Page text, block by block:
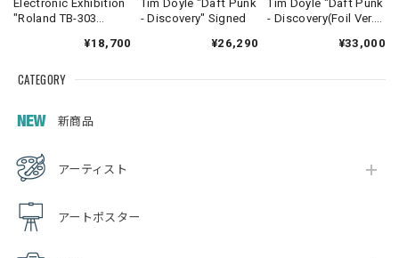
CATEGORY
新商品
アーティスト
アートポスター
Electronic Exhibition
"Roland TB-303
¥18,700
Tim Doyle "Daft Punk
- Discovery" Signed
¥26,290
Tim Doyle "Daft Punk
- Discovery(Foil Ver.)"
¥33,000